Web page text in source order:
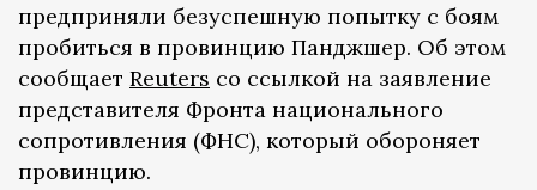
предприняли безуспешную попытку с боям
пробиться в провинцию Панджшер. Об этом
сообщает Reuters со ссылкой на заявление
представителя Фронта национального
сопротивления (ФНС), который обороняет
провинцию.